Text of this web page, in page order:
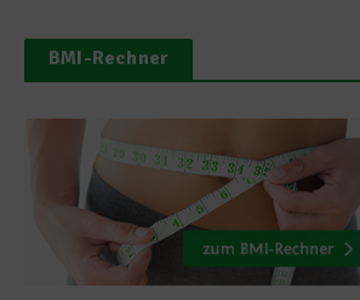
BMI-Rechner